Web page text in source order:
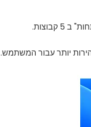
יותר עבור המשתמש.